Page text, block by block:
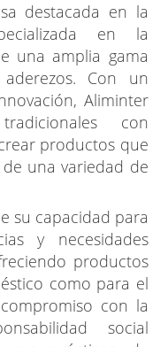
destacada en la
en la
una amplia gama
Con un
Aliminter
con
productos que
una variedad de
su capacidad para
y necesidades
productos
como para el
con la
social